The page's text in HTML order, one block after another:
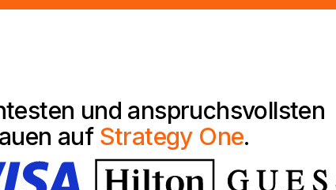
und anspruchsvollsten
auf Strategy One.